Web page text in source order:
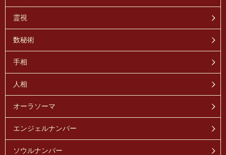
霊視
数秘術
手相
人相
オーラソーマ
エンジェルナンバー
ソウルナンバー